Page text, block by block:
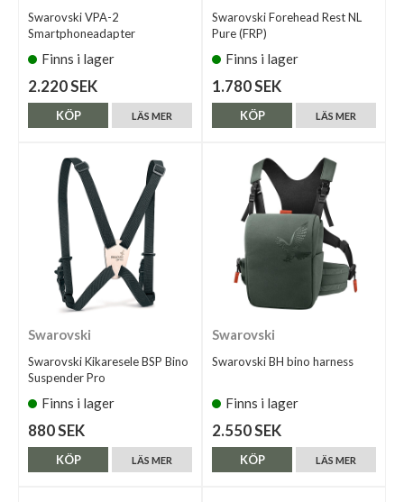
Swarovski VPA-2
Smartphoneadapter
Finns i lager
2.220 SEK
LÄS MER
KÖP
Swarovski Forehead Rest NL
Pure (FRP)
Finns i lager
1.780 SEK
LÄS MER
KÖP
Swarovski
Swarovski Kikaresele BSP Bino
Suspender Pro
Finns i lager
880 SEK
LÄS MER
KÖP
Swarovski
Swarovski BH bino harness
Finns i lager
2.550 SEK
LÄS MER
KÖP